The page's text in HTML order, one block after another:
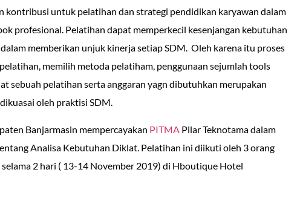
kontribusi untuk pelatihan dan strategi pendidikan karyawan dalam
profesional. Pelatihan dapat memperkecil kesenjangan kebutuhan
memberikan unjuk kinerja setiap SDM. Oleh karena itu proses
memilih metoda pelatiham, penggunaan sejumlah tools
sebuah pelatihan serta anggaran yagn dibutuhkan merupakan
oleh praktisi SDM.
Banjarmasin mempercayakan PITMA Pilar Teknotama dalam
Analisa Kebutuhan Diklat. Pelatihan ini diikuti oleh 3 orang
2 hari ( 13-14 November 2019) di Hboutique Hotel